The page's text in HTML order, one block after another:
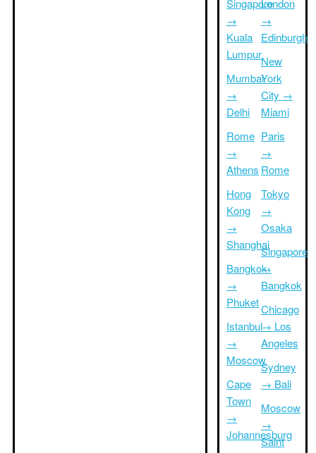
Singapore
→
Kuala
Lumpur
Mumbai
→
Delhi
Rome
→
Athens
Hong
Kong
→
Shanghai
Bangkok
→
Phuket
Istanbul
→
Moscow
Cape
Town
→
Johannesburg
London
→
Edinburgh
New
York
City →
Miami
Paris
→
Rome
Tokyo
→
Osaka
Singapore
→
Bangkok
Chicago
→ Los
Angeles
Sydney
→ Bali
Moscow
→
Saint